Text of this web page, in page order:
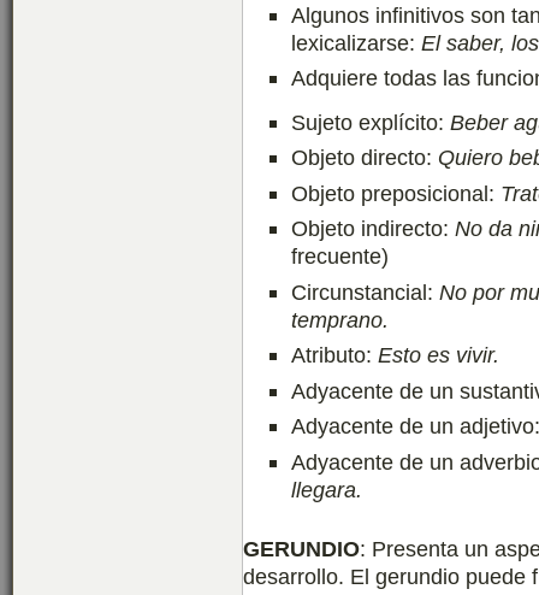
Algunos infinitivos son
lexicalizarse: El saber,
Adquiere todas las
Sujeto explícito: Beber
Objeto directo: Quiero
Objeto preposicional:
Objeto indirecto: No da
frecuente)
Circunstancial: No por
temprano.
Atributo: Esto es vivir.
Adyacente de un
Adyacente de un
Adyacente de un
llegara.
GERUNDIO: Presenta un
desarrollo. El gerundio puede